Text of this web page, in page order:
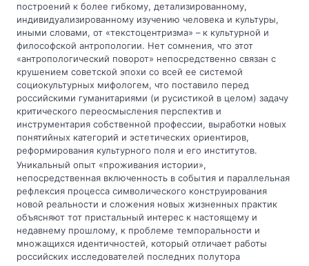
построений к более гибкому, детализированному,
индивидуализированному изучению человека и культуры,
иными словами, от «текстоцентризма» – к культурной и
философской антропологии. Нет сомнения, что этот
«антропологический поворот» непосредственно связан с
крушением советской эпохи со всей ее системой
социокультурных мифологем, что поставило перед
российскими гуманитариями (и русистикой в целом) задачу
критического переосмысления перспектив и
инструментария собственной профессии, выработки новых
понятийных категорий и эстетических ориентиров,
реформирования культурного поля и его институтов.
Уникальный опыт «проживания истории»,
непосредственная включенность в события и параллельная
рефлексия процесса символического конструирования
новой реальности и сложения новых жизненных практик
объясняют тот пристальный интерес к настоящему и
недавнему прошлому, к проблеме темпоральности и
множащихся идентичностей, который отличает работы
российских исследователей последних полутора